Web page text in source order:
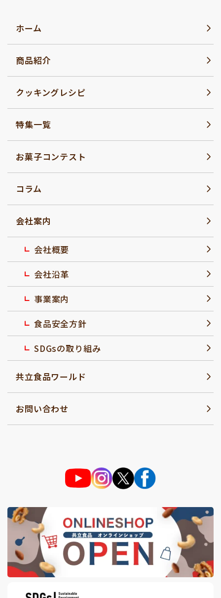
ホーム
商品紹介
クッキングレシピ
特集一覧
お菓子コンテスト
コラム
会社案内
会社概要
会社沿革
事業案内
食品安全方針
SDGsの取り組み
共立食品ワールド
お問い合わせ